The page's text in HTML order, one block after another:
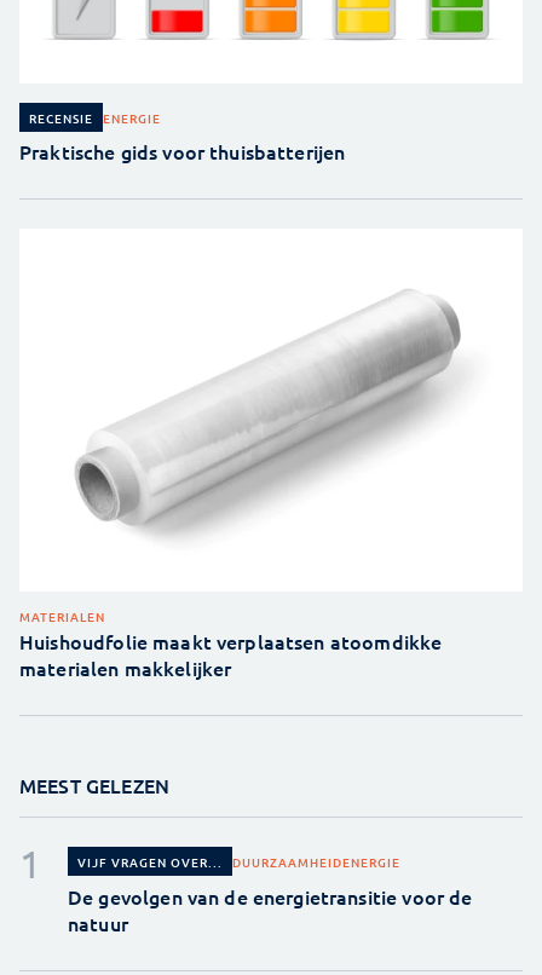
RECENSIE ENERGIE
Praktische gids voor thuisbatterijen
MATERIALEN
Huishoudfolie maakt verplaatsen atoomdikke
materialen makkelijker
MEEST GELEZEN
VIJF VRAGEN OVER... DUURZAAMHEIDENERGIE
De gevolgen van de energietransitie voor de
natuur